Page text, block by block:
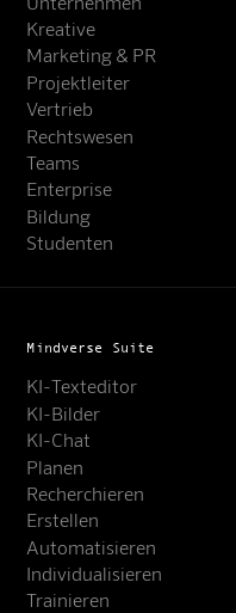
Kreative
Marketing & PR
Projektleiter
Vertrieb
Rechtswesen
Teams
Enterprise
Bildung
Studenten
Mindverse Suite
KI-Texteditor
KI-Bilder
KI-Chat
Planen
Recherchieren
Erstellen
Automatisieren
Individualisieren
Trainieren